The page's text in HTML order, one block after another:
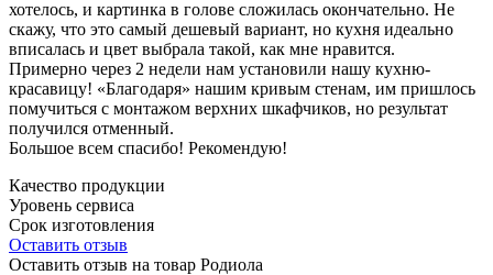
хотелось, и картинка в голове сложилась окончательно. Не
скажу, что это самый дешевый вариант, но кухня идеально
вписалась и цвет выбрала такой, как мне нравится.
Примерно через 2 недели нам установили нашу кухню-
красавицу! «Благодаря» нашим кривым стенам, им пришлось
помучиться с монтажом верхних шкафчиков, но результат
получился отменный.
Большое всем спасибо! Рекомендую!
Качество продукции
Уровень сервиса
Срок изготовления
Оставить отзыв
Оставить отзыв на товар Родиола